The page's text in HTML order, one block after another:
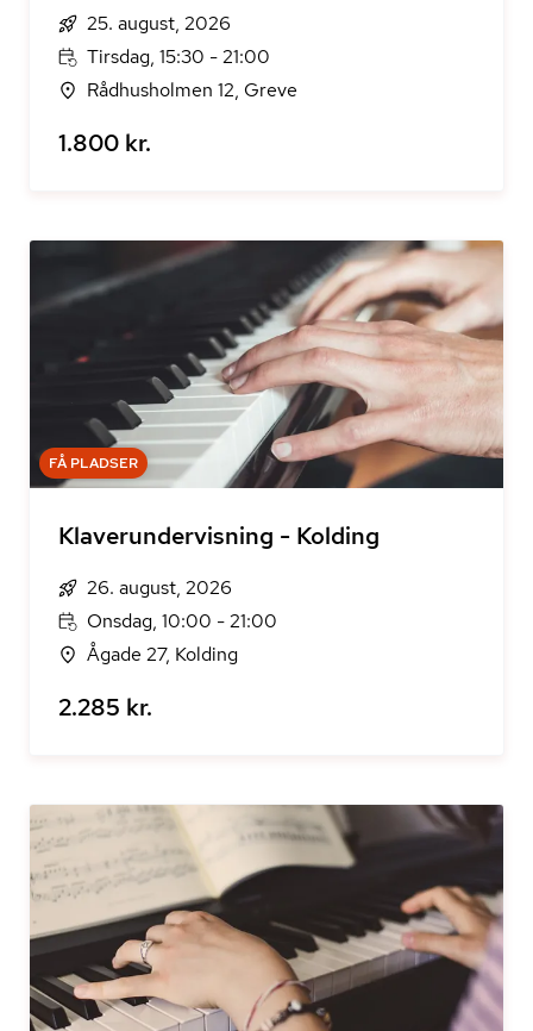
25. august, 2026
Tirsdag, 15:30 - 21:00
Rådhusholmen 12, Greve
1.800 kr.
FÅ PLADSER
Klaverundervisning - Kolding
26. august, 2026
Onsdag, 10:00 - 21:00
Ågade 27, Kolding
2.285 kr.